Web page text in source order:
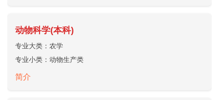
动物科学(本科)
专业大类： 农学
专业小类： 动物生产类
简介